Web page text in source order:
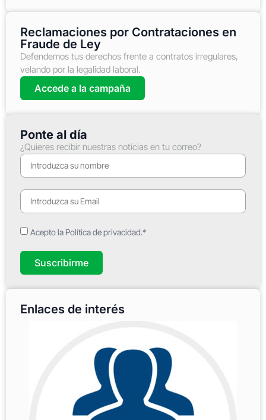
Reclamaciones por Contrataciones en
Fraude de Ley
Defendemos tus derechos frente a contratos irregulares,
velando por la legalidad laboral.
Accede a la campaña
Ponte al día
¿Quieres recibir nuestras noticias en tu correo?
Acepto la Política de privacidad.*
Suscribirme
Enlaces de interés